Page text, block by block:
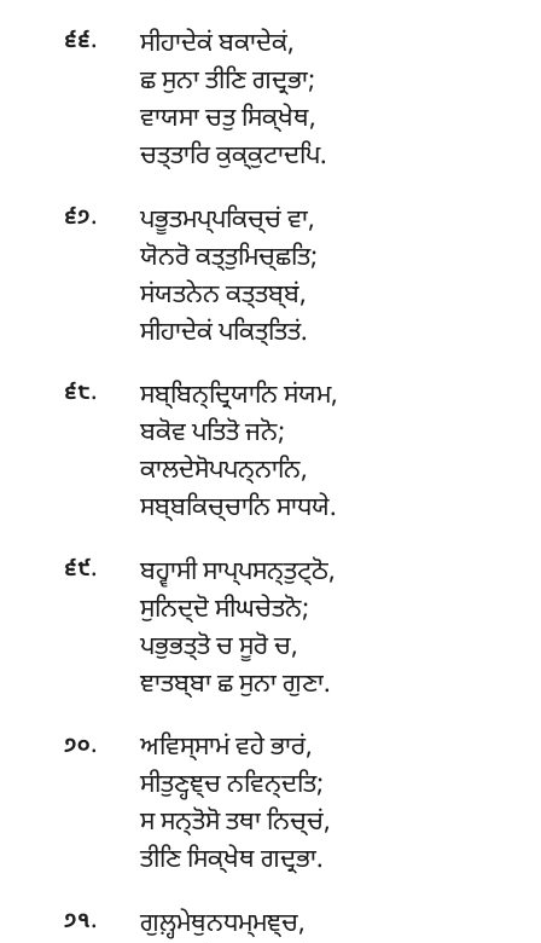
੬੬. ਸੀਹਾਦੇਕਂਬਕਾਦੇਕਂ,
ਛ ਸੁਨਾ ਤੀਣਿ ਗਦ੍ਰਭਾ;
ਵਾਯਸਾ ਚਤੁ ਸਿਕ੍ਖੇਥ,
ਚਤ੍ਤਾਰਿ ਕੁਕ੍ਕੁਟਾਦਪਿ.
੬੭. ਪਭੂਤਮਪ੍ਪਕਿਚ੍ਚਂਵਾ,
ਯੋਨਰੋ ਕਤ੍ਤੁਮਿਚ੍ਛਤਿ;
ਸਂਯਤਨੇਨ ਕਤ੍ਤਬ੍ਬਂ,
ਸੀਹਾਦੇਕਂ ਪਕਿਤ੍ਤਿਤਂ.
੬੮.
ਸਬ੍ਬਿਨ੍ਦ੍ਰਿਯਾਨਿ ਸਂਯਮ,
ਬਕੋਵ ਪਤਿਤੋ ਜਨੋ;
ਕਾਲਦੇਸੋਪਪਨ੍ਨਾਨਿ,
ਸਬ੍ਬਕਿਚ੍ਚਾਨਿ ਸਾਧਯੇ.
੬੯. ਬਹ੍ਵਾਸੀਸਾਪ੍ਪਸਨ੍ਤੁਟ੍ਠੋ,
ਸੁਨਿਦ੍ਦੋ ਸੀਘਚੇਤਨੋ;
ਪਭੁਭਤ੍ਤੋ ਚ ਸੂਰੋ ਚ,
ਞਾਤਬ੍ਬਾ ਛ ਸੁਨਾ ਗੁਣਾ.
੭੦. ਅਵਿਸ੍ਸਾਮਂਵਹੇ ਭਾਰਂ,
ਸੀਤੁਣ੍ਹਞ੍ਚ ਨਵਿਨ੍ਦਤਿ;
ਸ ਸਨ੍ਤੋਸੋ ਤਥਾ ਨਿਚ੍ਚਂ,
ਤੀਣਿ ਸਿਕ੍ਖੇਥ ਗਦ੍ਰਭਾ.
੭੧.
ਗੁਲ਼੍ਹਮੇਥੁਨਧਮ੍ਮਞ੍ਚ,